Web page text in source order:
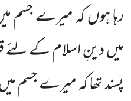
رہا ہوں کہ میرے جسم
میں دینِ اسلام کے لئے
پسند تھا کہ میرے جسم